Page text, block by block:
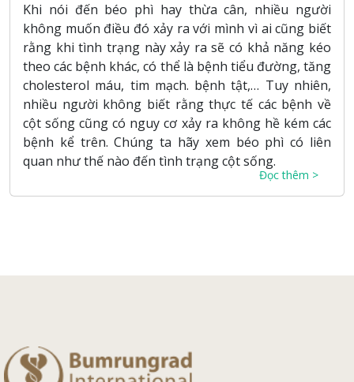
Khi nói đến béo phì hay thừa cân, nhiều người
không muốn điều đó xảy ra với mình vì ai cũng biết
rằng khi tình trạng này xảy ra sẽ có khả năng kéo
theo các bệnh khác, có thể là bệnh tiểu đường, tăng
cholesterol máu, tim mạch. bệnh tật,… Tuy nhiên,
nhiều người không biết rằng thực tế các bệnh về
cột sống cũng có nguy cơ xảy ra không hề kém các
bệnh kể trên. Chúng ta hãy xem béo phì có liên
quan như thế nào đến tình trạng cột sống.
Đọc thêm >